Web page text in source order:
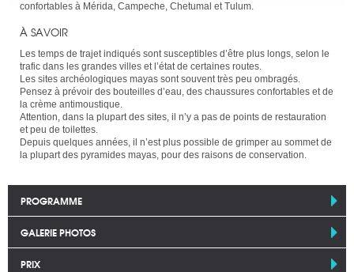
confortables à Mérida, Campeche, Chetumal et Tulum.
À SAVOIR
Les temps de trajet indiqués sont susceptibles d’être plus longs, selon le
trafic dans les grandes villes et l’état de certaines routes.
Les sites archéologiques mayas sont souvent très peu ombragés.
Pensez à prévoir des bouteilles d’eau, des chaussures confortables et de
la crème antimoustique.
Attention, dans la plupart des sites, il n’y a pas de points de restauration
et peu de toilettes.
Depuis quelques années, il n’est plus possible de grimper au sommet de
la plupart des pyramides mayas, pour des raisons de conservation.
PROGRAMME
GALERIE PHOTOS
PRIX